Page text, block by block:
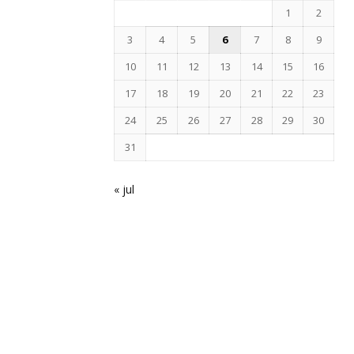
1
2
3
4 5 6 7 8
9
10
11 12 13 14 15
16
17
18 19 20 21 22
23
24
25 26 27 28 29
30
31
« jul